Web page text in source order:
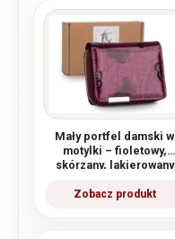
Mały portfel damski w
motylki – fioletowy,
skórzany, lakierowany